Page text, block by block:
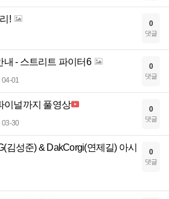
! 0
댓글
내 - 스트리트 파이터6
04-01
0
댓글
이널까지 풀영상
03-30
0
댓글
김성준) & DakCorgi(연제길) 아시
0
댓글